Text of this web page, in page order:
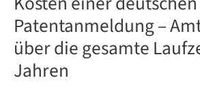
Patentanmeldung –
über die gesamte
Jahren